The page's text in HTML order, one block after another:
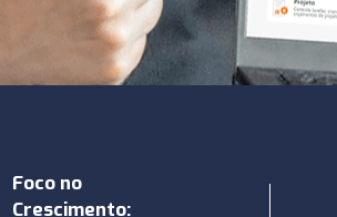
Foco no
Crescimento: